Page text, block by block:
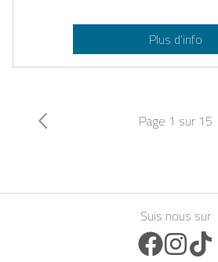
Plus d’info
Page 1 sur 15
Suis nous sur
Facebook